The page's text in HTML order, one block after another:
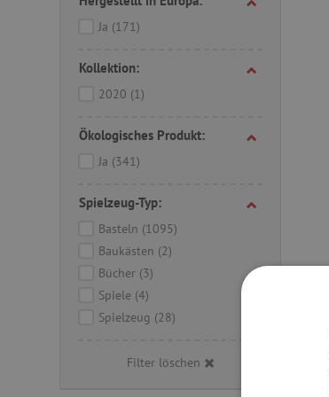
Ja (171)
Kollektion:
2020 (1)
Ökologisches Produkt:
Ja (341)
Spielzeug-Typ:
Basteln (1095)
Baukästen (2)
Bücher (3)
Spiele (4)
Spielzeug (28)
Filter löschen